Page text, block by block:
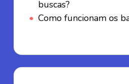
buscas?
Como funcionam os